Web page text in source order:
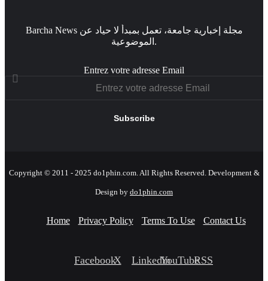
Barcha News مجلة إخبارية جامعة، تعمل بمبدأ لا حياد عن
الموضوعية.
Entrez votre adresse Email
Copyright © 2011 - 2025 do1phin.com. All Rights Reserved. Development &
Design by do1phin.com
Home Privacy Policy Terms To Use Contact Us
FacebookX LinkedinYouTubeRSS